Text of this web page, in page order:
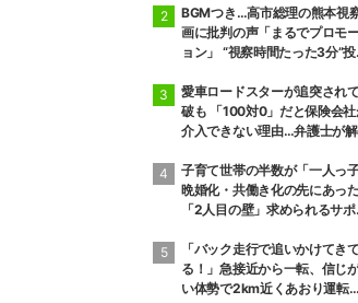
BGMつき…高市総理の熊本視
画に批判の声「まるでプロモ
ョン」 “視察時間たった3分”投
SNSでの逆風強まる
愛車ロードスターが追突され
破も 「100対0」だと保険会
介入できない理由…弁護士が
子育て世帯の半数が「一人っ子
晩婚化・共働き化の先にあった
「2人目の壁」求められるサポ
「バック走行で追いかけてき
る！」急接近から一転、信じ
い体勢で2km近くあおり運転